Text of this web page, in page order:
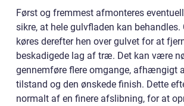
Først og fremmest afmonteres
sikre, at hele gulvfladen kan behandles.
køres derefter hen over gulvet for at
beskadigede lag af træ. Det kan være
gennemføre flere omgange, afhængigt
tilstand og den ønskede finish. Dette
normalt af en finere afslibning, for at